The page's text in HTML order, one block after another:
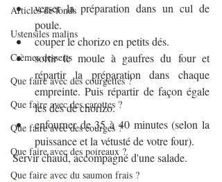
Articles de fonds
Ustensiles malins
Crèmes desserts
Que faire avec des courgettes ?
Que faire avec des carottes ?
Que faire avec des courges ?
Que faire avec des poireaux ?
Que faire avec du saumon frais ?
verser la préparation dans un cul de
poule.
couper le chorizo en petits dés.
sortir le moule à gaufres du four et
répartir la préparation dans chaque
empreinte. Puis répartir de façon égale
les dés de chorizo.
enfourner de 35 à 40 minutes (selon la
puissance et la vétusté de votre four).
Servir chaud, accompagné d'une salade.